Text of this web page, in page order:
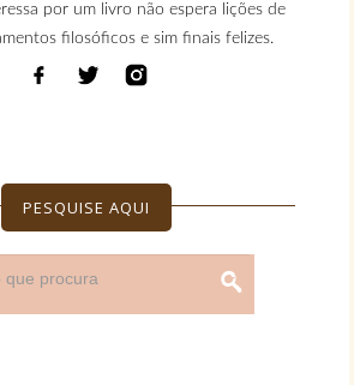
por um livro não espera lições de
filosóficos e sim finais felizes.
PESQUISE AQUI